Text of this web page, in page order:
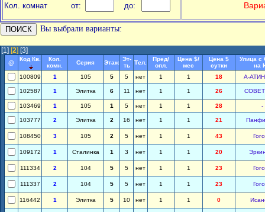
Кол. комнат от: до:
Вы выбрали варианты:
[1] [2] [3]
@
Код Кв.
Кол.
комн.
Серия Этаж
Эт-
ть
Тел.
Пред/
опл.
Цена $/
мес
Цена $
сутки
Улица с
на
100809
1 105 5 5 нет 1 1 18 А-
102587 1 Элитка 6 11 нет 1 1 26
103469 1 105 1 5 нет 1 1 28 -
103777 2 Элитка 2 16 нет 1 1 21
108450 3 105 2 5 нет 1 1 43
109172 1 Сталинка 1 3 нет 1 1 20
111334 2 104 5 5 нет 1 1 23
111337 2 104 5 5 нет 1 1 23
116442 1 Элитка 5 10 нет 1 1 0